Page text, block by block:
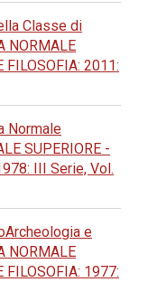
Classe di
NORMALE
FILOSOFIA: 2011:
Normale
SUPERIORE -
III Serie, Vol.
e
NORMALE
FILOSOFIA: 1977: